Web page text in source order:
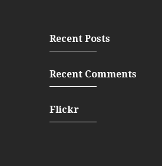
Recent Posts
Recent Comments
Flickr